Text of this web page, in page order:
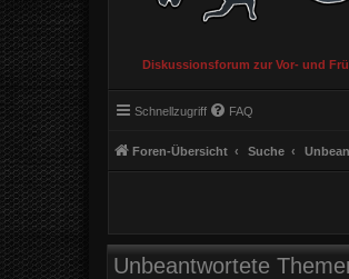
Diskussionsforum zur Vor- und
Schnellzugriff FAQ
Foren-Übersicht Suche
Unbeantwortete